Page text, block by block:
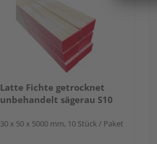
Latte Fichte getrocknet
unbehandelt sägerau S10
30 x 50 x 5000 mm, 10 Stück / Paket